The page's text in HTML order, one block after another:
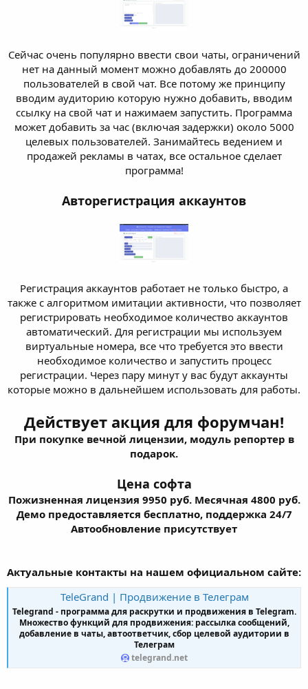
Сейчас очень популярно ввести свои чаты, ограничений
нет на данный момент можно добавлять до 200000
пользователей в свой чат. Все потому же принципу
вводим аудиторию которую нужно добавить, вводим
ссылку на свой чат и нажимаем запустить. Программа
может добавить за час (включая задержки) около 5000
целевых пользователей. Занимайтесь ведением и
продажей рекламы в чатах, все остальное сделает
программа!
Авторегистрация аккаунтов
Регистрация аккаунтов работает не только быстро, а
также с алгоритмом имитации активности, что позволяет
регистрировать необходимое количество аккаунтов
автоматический. Для регистрации мы используем
виртуальные номера, все что требуется это ввести
необходимое количество и запустить процесс
регистрации. Через пару минут у вас будут аккаунты
которые можно в дальнейшем использовать для работы.
Действует акция для форумчан!
При покупке вечной лицензии, модуль репортер в
подарок.
Цена софта
Пожизненная лицензия 9950 руб. Месячная 4800 руб.
Демо предоставляется бесплатно, поддержка 24/7
Автообновление присутствует
Актуальные контакты на нашем официальном сайте:
TeleGrand | Продвижение в Телеграм
Telegrand - программа для раскрутки и продвижения в Telegram.
Множество функций для продвижения: рассылка сообщений,
добавление в чаты, автоответчик, сбор целевой аудитории в
Телеграм
telegrand.net